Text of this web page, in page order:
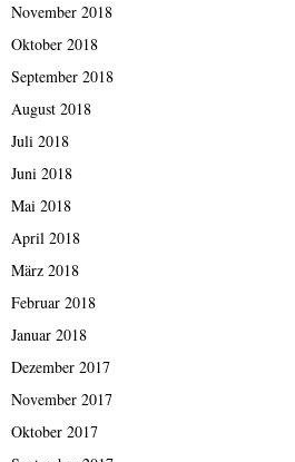
November 2018
Oktober 2018
September 2018
August 2018
Juli 2018
Juni 2018
Mai 2018
April 2018
März 2018
Februar 2018
Januar 2018
Dezember 2017
November 2017
Oktober 2017